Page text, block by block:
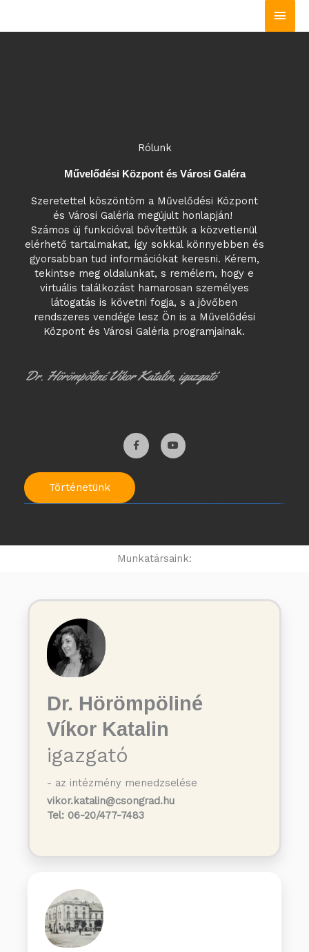
tartalomhoz
Rólunk
Művelődési Központ és Városi Galéra
Szeretettel köszöntöm a Művelődési Központ
és Városi Galéria megújult honlapján!
Számos új funkcióval bővítettük a közvetlenül
elérhető tartalmakat, így sokkal könnyebben és
gyorsabban tud információkat keresni. Kérem,
tekintse meg oldalunkat, s remélem, hogy e
virtuális találkozást hamarosan személyes
látogatás is követni fogja, s a jövőben
rendszeres vendége lesz Ön is a Művelődési
Központ és Városi Galéria programjainak.
Dr. Hörömpöliné Víkor Katalin, igazgató
a
c
e
b
o
k
-
o
u
t
u
Történetünk
Munkatársaink:
Dr. Hörömpöliné
Víkor Katalin
igazgató
- az intézmény menedzselése
vikor.katalin@csongrad.hu
Tel: 06-20/477-7483